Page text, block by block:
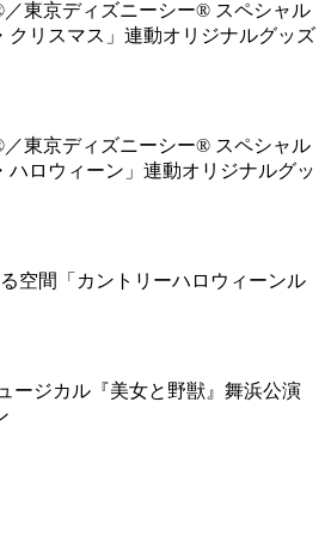
東京ディズニーシー® スペシャル
クリスマス」連動オリジナルグッズ
東京ディズニーシー® スペシャル
ハロウィーン」連動オリジナルグッ
空間「カントリーハロウィーンル
ージカル『美女と野獣』舞浜公演